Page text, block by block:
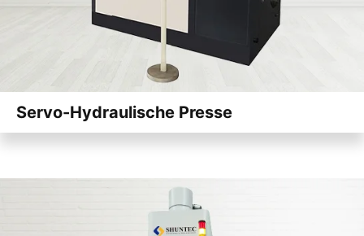
Servo-Hydraulische Presse